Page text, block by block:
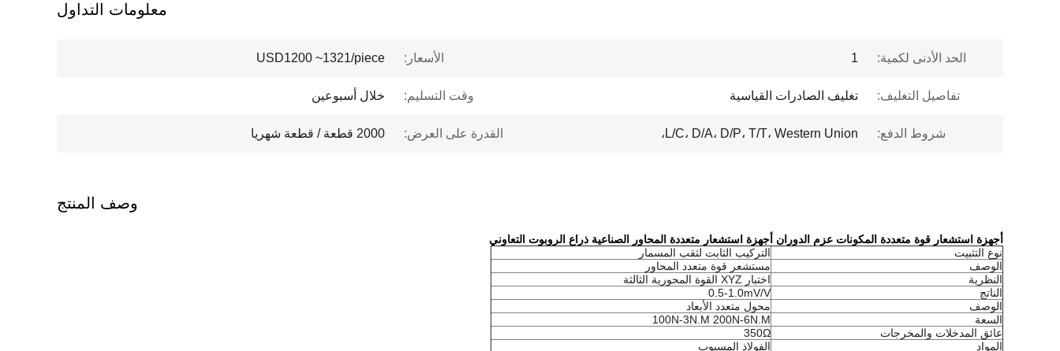
معلومات التداول
الحد الأدنى لكمية: 1 الأسعار: USD1200 ~1321/piece
تفاصيل التغليف: تغليف الصادرات القياسية وقت التسليم: خلال أسبوعين
شروط الدفع: L/C، D/A، D/P، T/T، Western Union، القدرة على العرض: 2000 قطعة / قطعة شهريا
وصف المنتج
أجهزة استشعار قوة متعددة المكونات عزم الدوران أجهزة استشعار متعددة المحاور الصناعية ذراع الروبوت التعاوني
نوع التثبيت
التركيب الثابت لثقب المسمار
الوصف
مستشعر قوة متعدد المحاور
النظرية
اختبار XYZ القوة المحورية الثالثة
الناتج
0.5-1.0mV/V
الوصف
محول متعدد الأبعاد
السعة
100N-3N.M 200N-6N.M
عائق المدخلات والمخرجات
350Ω
المواد
الفولاذ المسبوب